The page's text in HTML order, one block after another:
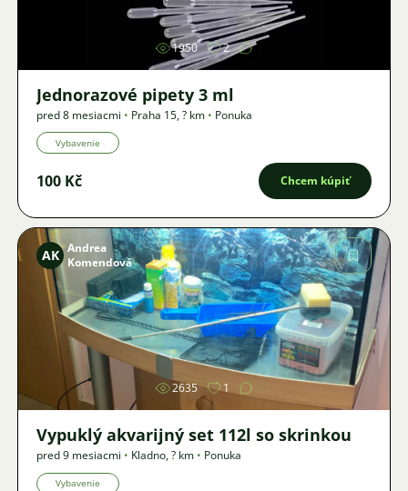
1950 2
Jednorazové pipety 3 ml
pred 8 mesiacmi • Praha 15,? km • Ponuka
Vybavenie
100 Kč Chcem kúpiť
Obrázok
AK Andrea
Komendová
2635 1
Vypuklý akvarijný set 112l so skrinkou
pred 9 mesiacmi • Kladno,? km • Ponuka
Vybavenie